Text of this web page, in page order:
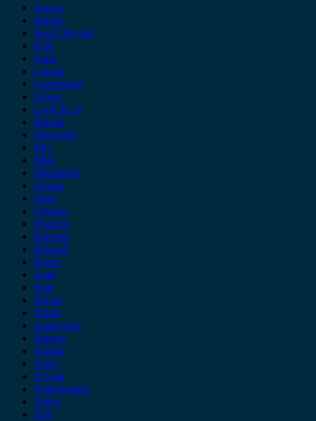
Jaecoo
Jaguar
Jeep Chrysler
KIA
Lada
Lancia
Leapmotor
Lexus
Lynk & co
Mazda
Mercedes
MG
Mini
Mitsubishi
Nissan
Opel
Omoda
Peugeot
Porsche
Renault
Rover
Saab
Seat
Skoda
Smart
ssangyong
Subaru
Suzuki
Tesla
Toyota
Volkswagen
Volvo
Xev